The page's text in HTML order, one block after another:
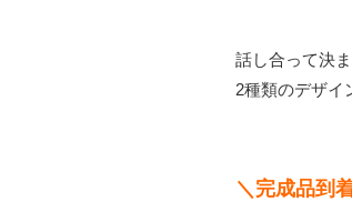
話し合って決
2種類のデザイ
＼完成品到